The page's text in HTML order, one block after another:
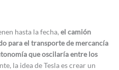
hasta la fecha, el camión
para el transporte de mercancía
que oscilaría entre los
la idea de Tesla es crear un